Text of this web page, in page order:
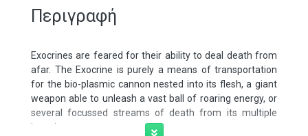
Περιγραφή
Exocrines are feared for their ability to deal death from
afar. The Exocrine is purely a means of transportation
for the bio-plasmic cannon nested into its flesh, a giant
weapon able to unleash a vast ball of roaring energy, or
several focussed streams of death from its multiple
barrels.